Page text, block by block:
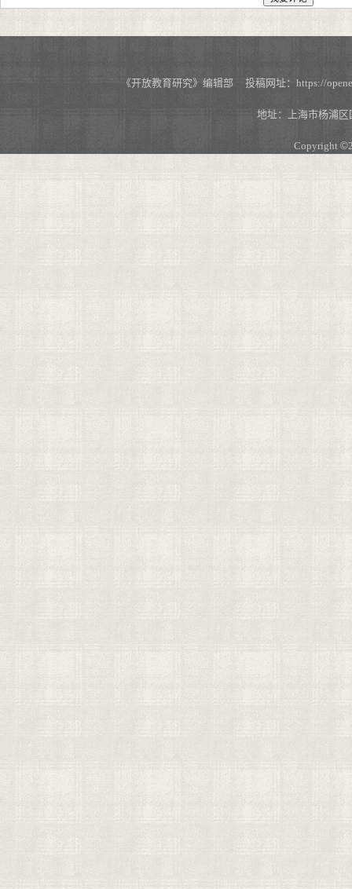
《开放教育研究》编辑部 投稿网址：https://
地址：上海市杨浦
Copyright ©